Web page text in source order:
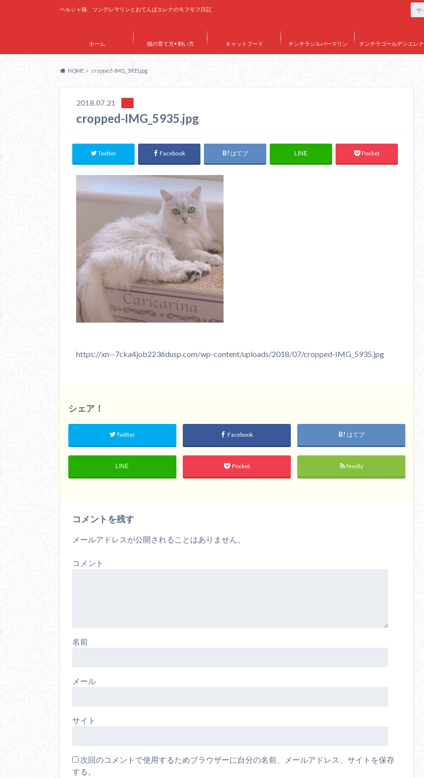
ペルシャ猫 ツンデレマリンとおてんばエレナのモフモフ日記
ホーム 猫の育て方• 飼い方 キャットフード チンチラシルバーマリン チンチラゴールデンエレナ
サイトマップ
HOME cropped-IMG_5935.jpg
2018.07.21
cropped-IMG_5935.jpg
Twitter Facebook はてブ LINE Pocket
https://xn--7cka4job2236dusp.com/wp-content/uploads/2018/07/cropped-IMG_5935.jpg
シェア！
Twitter Facebook はてブ
LINE Pocket feedly
コメントを残す
メールアドレスが公開されることはありません。
コメント
名前
メール
サイト
次回のコメントで使用するためブラウザーに自分の名前、メールアドレス、サイトを保存
する。